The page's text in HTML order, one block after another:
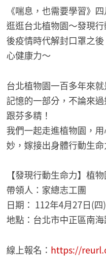
《喘息，也需要學習》
逛逛台北植物園～發現
後疫情時代解封口罩之
心健康力～
台北植物園一百多年來
記憶的一部分，不論來
跟芬多精！
我們一起走進植物園，
妙，嫁接出身體行動生命
【發現行動生命力】植
帶領人：家總志工團
日期： 112年4月27日(
地點：台北市中正區南
線上報名： https://